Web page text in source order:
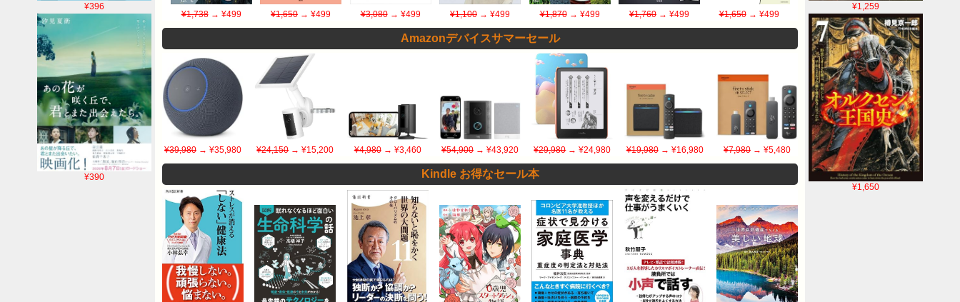
¥1,259
¥1,650
¥396
¥390
¥1,738→ ¥499 ¥1,650 → ¥499 ¥3,080→ ¥499 ¥1,100 → ¥499 ¥1,870→ ¥499 ¥1,760 → ¥499 ¥1,650→ ¥499
Amazonデバイスサマーセール
¥39,980 → ¥35,980 ¥24,150→ ¥15,200 ¥4,980→ ¥3,460 ¥54,900→ ¥43,920 ¥29,980→ ¥24,980 ¥19,980→ ¥16,980 ¥7,980→ ¥5,480
Kindle お得なセール本